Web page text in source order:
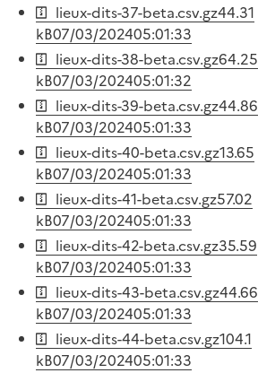
lieux-dits-37-beta.csv.gz44.31
kB07/03/202405:01:33
lieux-dits-38-beta.csv.gz64.25
kB07/03/202405:01:32
lieux-dits-39-beta.csv.gz44.86
kB07/03/202405:01:33
lieux-dits-40-beta.csv.gz13.65
kB07/03/202405:01:33
lieux-dits-41-beta.csv.gz57.02
kB07/03/202405:01:33
lieux-dits-42-beta.csv.gz35.59
kB07/03/202405:01:33
lieux-dits-43-beta.csv.gz44.66
kB07/03/202405:01:33
lieux-dits-44-beta.csv.gz104.1
kB07/03/202405:01:33